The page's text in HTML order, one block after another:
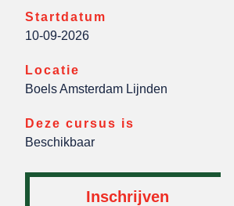
Startdatum
10-09-2026
Locatie
Boels Amsterdam Lijnden
Deze cursus is
Beschikbaar
Inschrijven